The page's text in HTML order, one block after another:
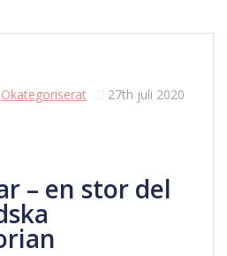
Okategoriserat
27th juli 2020
– en stor del